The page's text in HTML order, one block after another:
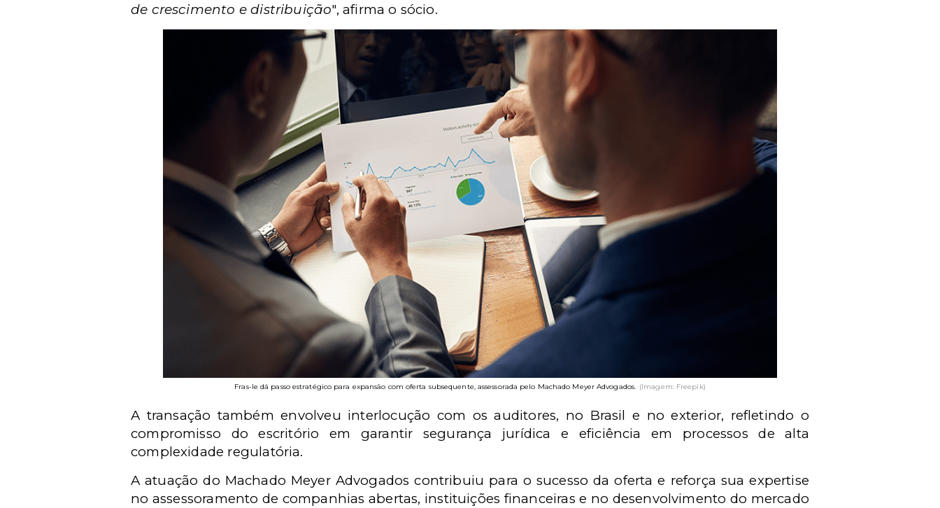
de crescimento e distribuição", afirma o sócio.
Fras-le dá passo estratégico para expansão com oferta subsequente, assessorada pelo Machado Meyer Advogados. (Imagem: Freepik)
A transação também envolveu interlocução com os auditores, no Brasil e no exterior, refletindo o
compromisso do escritório em garantir segurança jurídica e eficiência em processos de alta
complexidade regulatória.
A atuação do Machado Meyer Advogados contribuiu para o sucesso da oferta e reforça sua expertise
no assessoramento de companhias abertas, instituições financeiras e no desenvolvimento do mercado